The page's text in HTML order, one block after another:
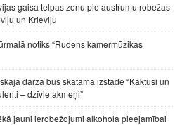
gaisa telpas zonu pie austrumu robežas
un Krieviju
notiks “Rudens kamermūzikas
dārzā būs skatāma izstāde “Kaktusi un
– dzīvie akmeņi”
jauni ierobežojumi alkohola pieejamībai